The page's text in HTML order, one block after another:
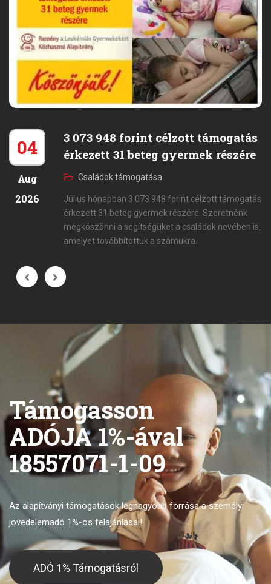
04
Aug
2026
3 073 948 forint célzott támogatás
érkezett 31 beteg gyermek részére
Családok támogatása
Július hónapban 3 073 948 forint célzott támogatás
érkezett 31 beteg gyermek részére. Szeretnénk
megköszönni a segítségüket a családok nevében is,
amelyet továbbítottuk a számukra.
Támogasson
ADÓJA 1%-ával
18557071-1-09
Az alapítványi támogatások legnagyobb forrásaa személyi
jövedelemadó 1%-os felajánlásai!
ADÓ 1% Támogatásról